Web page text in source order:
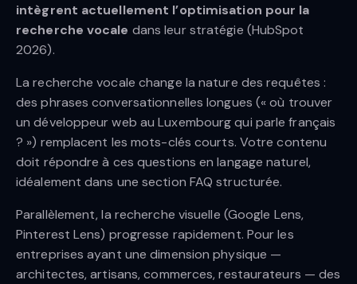
intègrent actuellement l’optimisation pour la
recherche vocale dans leur stratégie (HubSpot
2026).
La recherche vocale change la nature des requêtes :
des phrases conversationnelles longues (« où trouver
un développeur web au Luxembourg qui parle français
? ») remplacent les mots-clés courts. Votre contenu
doit répondre à ces questions en langage naturel,
idéalement dans une section FAQ structurée.
Parallèlement, la recherche visuelle (Google Lens,
Pinterest Lens) progresse rapidement. Pour les
entreprises ayant une dimension physique —
architectes, artisans, commerces, restaurateurs — des